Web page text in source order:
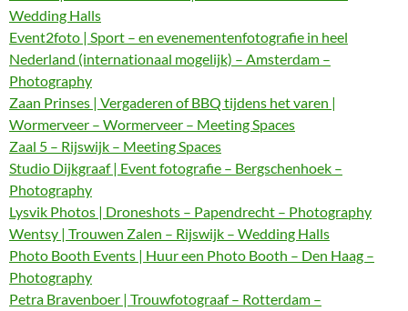
Wedding Halls
Event2foto | Sport – en evenementenfotografie in heel
Nederland (internationaal mogelijk) – Amsterdam –
Photography
Zaan Prinses | Vergaderen of BBQ tijdens het varen |
Wormerveer – Wormerveer – Meeting Spaces
Zaal 5 – Rijswijk – Meeting Spaces
Studio Dijkgraaf | Event fotografie – Bergschenhoek –
Photography
Lysvik Photos | Droneshots – Papendrecht – Photography
Wentsy | Trouwen Zalen – Rijswijk – Wedding Halls
Photo Booth Events | Huur een Photo Booth – Den Haag –
Photography
Petra Bravenboer | Trouwfotograaf – Rotterdam –